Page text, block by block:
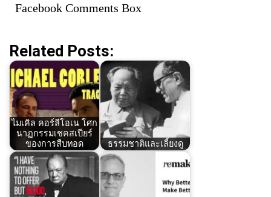
Facebook Comments Box
Related Posts:
ไมเคิล คอร์ลีโอเน โศก
นาฏกรรมเชคสเปียร์
ของการสืบทอด
ธรรมชาติและเลี้ยงดู